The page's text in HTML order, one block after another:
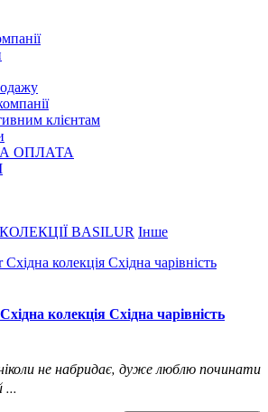
клієнтам
ОПЛАТА
BASILUR Інше
колекція Східна чарівність
не набридає, дуже люблю починати
...